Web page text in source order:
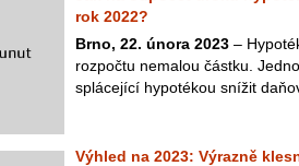
rok 2022?
Brno, 22. února 2023 –
rozpočtu nemalou částku.
splácející hypotékou snížit
Výhled na 2023: Výrazně